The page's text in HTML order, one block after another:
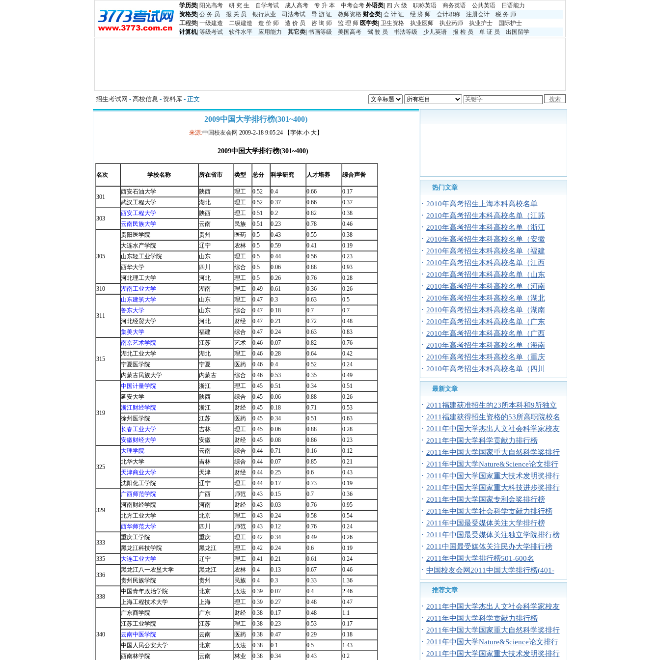
学历类 阳光高考 研 究 生 自学考试 成人高考 专 升 本 中考会考 外语类| 四 六 级 职称英语 商务英语 公共英语
日语能力
资格类 公 务 员 报 关 员 银行从业 司法考试 导 游 证 教师资格 财会类| 会 计 证 经 济 师 会计职称 注册会计
税 务 师
工程类 一级建造 二级建造 造 价 师 造 价 员 咨 询 师 监 理 师 医学类| 卫生资格 执业医师 执业药师 执业护士
国际护士
计算机| 等级考试 软件水平 应用能力 其它类 书画等级 美国高考 驾 驶 员 书法等级 少儿英语 报 检 员 单 证 员 出国留学
招生考试网 - 高校信息 - 资料库 - 正文
2009中国大学排行榜(301~400)
来源:中国校友会网 2009-2-18 9:05:24 【字体:小 大】
2009中国大学排行榜(301~400)
名次 学校名称 所在省市 类型 总分 科学研究 人才培养 综合声誉
301
西安石油大学 陕西 理工 0.52 0.4 0.66
0.17
武汉工程大学
湖北 理工 0.52 0.37 0.66 0.37
303
西安工程大学 陕西 理工 0.51 0.2 0.82
0.38
云南民族大学
云南 民族 0.51 0.23 0.78 0.46
305
贵阳医学院 贵州 医药 0.5 0.43 0.55
0.38
大连水产学院
辽宁 农林 0.5 0.59 0.41
0.19
山东轻工业学院
山东 理工 0.5 0.44 0.56
0.23
西华大学
四川 综合 0.5 0.06 0.88
0.93
河北理工大学
河北 理工 0.5 0.26 0.76
0.28
310
湖南工业大学 湖南 理工 0.49 0.61 0.36 0.26
311
山东建筑大学 山东 理工 0.47 0.3 0.63
0.5
鲁东大学
山东 综合 0.47 0.18 0.7
0.7
河北经贸大学
河北 财经 0.47 0.21 0.72
0.48
集美大学
福建 综合 0.47 0.24 0.63 0.83
315
南京艺术学院 江苏 艺术 0.46 0.07 0.82
0.76
湖北工业大学
湖北 理工 0.46 0.28 0.64
0.42
宁夏医学院
宁夏 医药 0.46 0.4 0.52
0.24
内蒙古民族大学
内蒙古 综合 0.46 0.53 0.35 0.49
319
中国计量学院 浙江 理工 0.45 0.51 0.34
0.51
延安大学
陕西 综合 0.45 0.06 0.88
0.26
浙江财经学院
浙江 财经 0.45 0.18 0.71
0.53
徐州医学院
江苏 医药 0.45 0.34 0.51
0.63
长春工业大学
吉林 理工 0.45 0.06 0.88
0.28
安徽财经大学
安徽 财经 0.45 0.08 0.86 0.23
325
大理学院 云南 综合 0.44 0.71 0.16
0.12
北华大学
吉林 综合 0.44 0.07 0.85
0.21
天津商业大学
天津 财经 0.44 0.25 0.6
0.43
沈阳化工学院
辽宁 理工 0.44 0.17 0.73 0.19
329
广西师范学院 广西 师范 0.43 0.15 0.7
0.36
河南财经学院
河南 财经 0.43 0.03 0.76
0.95
北方工业大学
北京 理工 0.43 0.24 0.58
0.54
西华师范大学
四川 师范 0.43 0.12 0.76 0.24
333
重庆工学院 重庆 理工 0.42 0.34 0.49
0.26
黑龙江科技学院
黑龙江 理工 0.42 0.24 0.6
0.19
335
大连工业大学 辽宁 理工 0.41 0.21 0.61 0.24
336
黑龙江八一农垦大学 黑龙江 农林 0.4 0.13 0.67
0.46
贵州民族学院
贵州 民族 0.4 0.3 0.33 1.36
338
中国青年政治学院 北京 政法 0.39 0.07 0.4
2.46
上海工程技术大学
上海 理工 0.39 0.27 0.48 0.47
340
广东商学院 广东 财经 0.38 0.17 0.48
1.1
江苏工业学院
江苏 理工 0.38 0.23 0.53
0.17
云南中医学院
云南 医药 0.38 0.47 0.29
0.18
中国人民公安大学
北京 政法 0.38 0.1 0.5
1.43
西南林学院
云南 林业 0.38 0.34 0.43 0.2
热门文章
· 2010年高考招生上海本科高校名单
· 2010年高考招生本科高校名单（江苏
· 2010年高考招生本科高校名单（浙江
· 2010年高考招生本科高校名单（安徽
· 2010年高考招生本科高校名单（福建
· 2010年高考招生本科高校名单（江西
· 2010年高考招生本科高校名单（山东
· 2010年高考招生本科高校名单（河南
· 2010年高考招生本科高校名单（湖北
· 2010年高考招生本科高校名单（湖南
· 2010年高考招生本科高校名单（广东
· 2010年高考招生本科高校名单（广西
· 2010年高考招生本科高校名单（海南
· 2010年高考招生本科高校名单（重庆
· 2010年高考招生本科高校名单（四川
最新文章
· 2011福建获准招生的23所本科和9所独立
· 2011福建获得招生资格的53所高职院校名
· 2011年中国大学杰出人文社会科学家校友
· 2011年中国大学科学贡献力排行榜
· 2011年中国大学国家重大自然科学奖排行
· 2011年中国大学Nature&Science论文排行
· 2011年中国大学国家重大技术发明奖排行
· 2011年中国大学国家重大科技进步奖排行
· 2011年中国大学国家专利金奖排行榜
· 2011年中国大学社会科学贡献力排行榜
· 2011年中国最受媒体关注大学排行榜
· 2011年中国最受媒体关注独立学院排行榜
· 2011中国最受媒体关注民办大学排行榜
· 2011年中国大学排行榜501-600名
· 中国校友会网2011中国大学排行榜(401-
推荐文章
· 2011年中国大学杰出人文社会科学家校友
· 2011年中国大学科学贡献力排行榜
· 2011年中国大学国家重大自然科学奖排行
· 2011年中国大学Nature&Science论文排行
· 2011年中国大学国家重大技术发明奖排行